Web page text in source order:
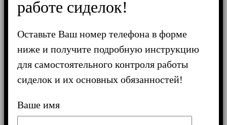
работе сиделок!
Оставьте Ваш номер телефона в форме
ниже и получите подробную инструкцию
для самостоятельного контроля работы
сиделок и их основных обязанностей!
Ваше имя